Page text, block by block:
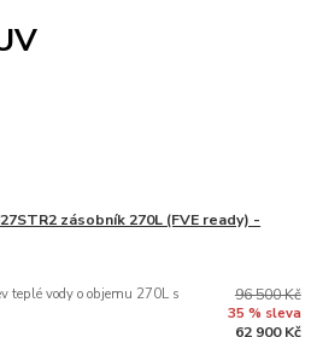
zásobník 270L (FVE ready) -
teplé vody o objemu 270L s
96 500 Kč
35 % sleva
62 900 Kč